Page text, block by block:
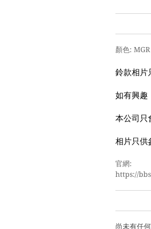
顏色: MGR
鈴款相片
如有興趣
本公司只
相片只供
官網:
https://
尚未有任